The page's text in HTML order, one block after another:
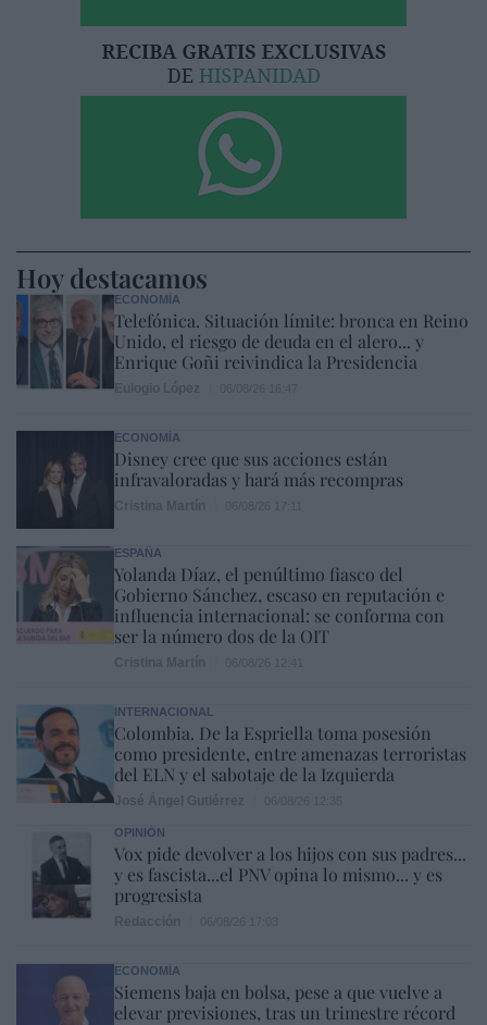
Hoy destacamos
ECONOMÍA
Telefónica. Situación límite: bronca en Reino
Unido, el riesgo de deuda en el alero... y
Enrique Goñi reivindica la Presidencia
ECONOMÍA
Disney cree que sus acciones están
infravaloradas y hará más recompras
ESPAÑA
Yolanda Díaz, el penúltimo fiasco del
Gobierno Sánchez, escaso en reputación e
influencia internacional: se conforma con
ser la número dos de la OIT
INTERNACIONAL
Colombia. De la Espriella toma posesión
como presidente, entre amenazas terroristas
del ELN y el sabotaje de la Izquierda
OPINIÓN
Vox pide devolver a los hijos con sus padres...
y es fascista...el PNV opina lo mismo... y es
progresista
ECONOMÍA
Siemens baja en bolsa, pese a que vuelve a
elevar previsiones, tras un trimestre récord